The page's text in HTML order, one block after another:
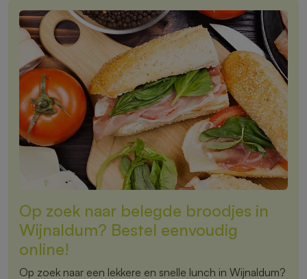
Op zoek naar belegde broodjes in
Wijnaldum? Bestel eenvoudig
online!
Op zoek naar een lekkere en snelle lunch in Wijnaldum?